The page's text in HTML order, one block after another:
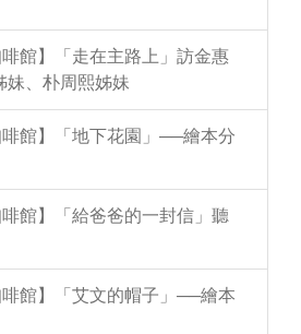
館】「走在主路上」訪金惠
妹、朴周熙姊妹
館】「地下花園」──繪本分
館】「給爸爸的一封信」聽
館】「艾文的帽子」──繪本